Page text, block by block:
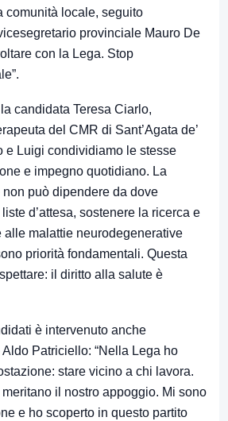
comunità locale, seguito
provinciale Mauro De
con la Lega. Stop
candidata Teresa Ciarlo,
del CMR di Sant’Agata de’
e Luigi condividiamo le stesse
e impegno quotidiano. La
può dipendere da dove
d’attesa, sostenere la ricerca e
alle malattie neurodegenerative
priorità fondamentali. Questa
il diritto alla salute è
è intervenuto anche
Aldo Patriciello: “Nella Lega ho
stare vicino a chi lavora.
il nostro appoggio. Mi sono
e ho scoperto in questo partito